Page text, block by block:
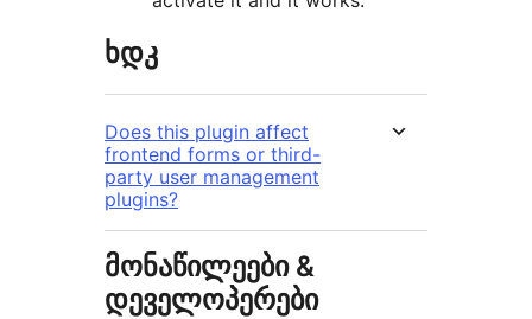
ხდკ
Does this plugin affect
frontend forms or third-
party user management
plugins?
მონაწილეები &
დეველოპერები